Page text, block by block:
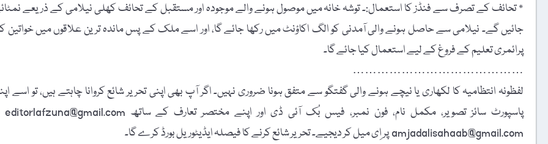
٭ تحائف کے تصرف سے فنڈز کا استعمال:۔ توشہ خانہ میں موصول ہونے والے موجودہ اور مستقبل کے تحائف کھلی نیلامی کے ذریعے
جائیں گے۔ نیلامی سے حاصل ہونے والی آمدنی کو الگ اکاؤنٹ میں رکھا جائے گا، اور اسے ملک کے پس ماندہ ترین علاقوں میں خواتین
پرائمری تعلیم کے فروغ کے لیے استعمال کیا جائے گا۔
……………………………………
لفظونہ انتظامیہ کا لکھاری یا نیچے ہونے والی گفتگو سے متفق ہونا ضروری نہیں۔ اگر آپ بھی اپنی تحریر شائع کروانا چاہتے ہیں، تو اسے
amjadalisahaab@gmail.com پر اِی میل کر دیجیے۔ تحریر شائع کرنے کا فیصلہ ایڈیٹوریل بورڈ کرے گا۔